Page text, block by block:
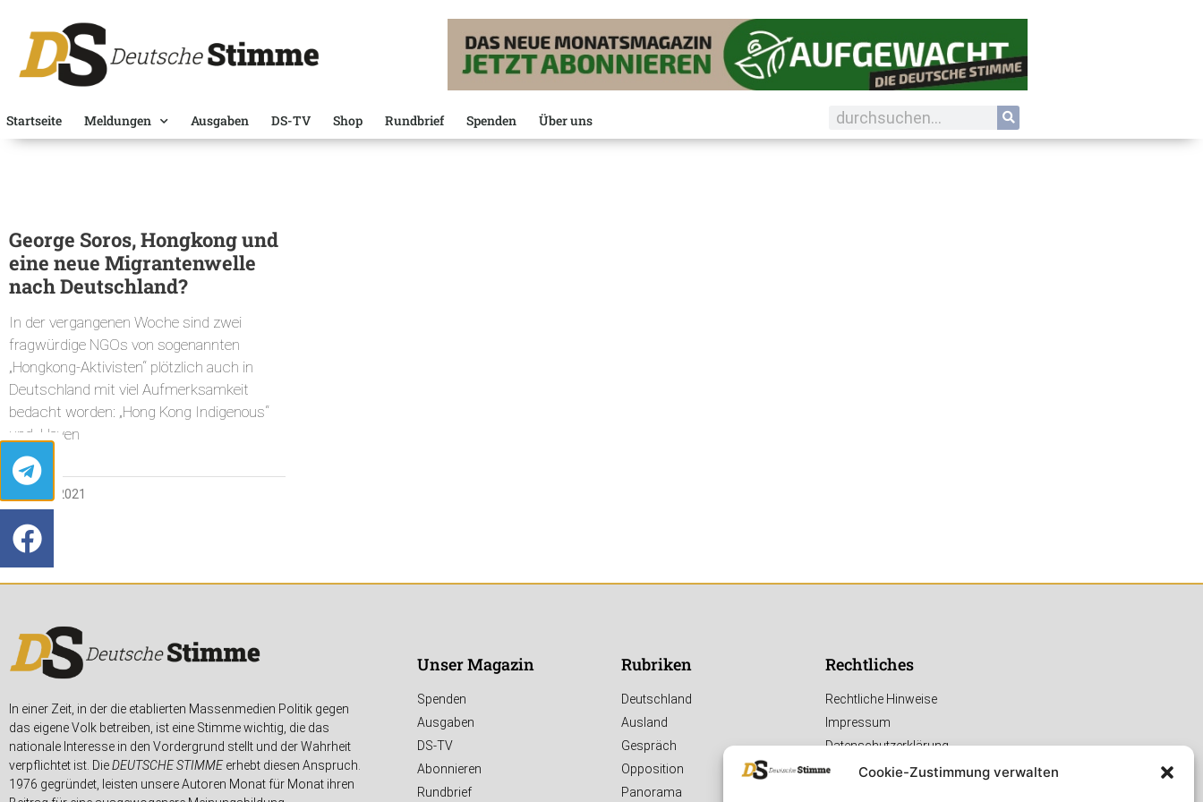
Cookie-Zustimmung verwalten
Startseite Meldungen Ausgaben DS-TV Shop Rundbrief Spenden Über uns
George Soros, Hongkong und
eine neue Migrantenwelle
nach Deutschland?
In der vergangenen Woche sind zwei
fragwürdige NGOs von sogenannten
„Hongkong-Aktivisten“ plötzlich auch in
Deutschland mit viel Aufmerksamkeit
bedacht worden: „Hong Kong Indigenous“
und „Haven
13. JUNI 2021
In einer Zeit, in der die etablierten Massenmedien Politik gegen
das eigene Volk betreiben, ist eine Stimme wichtig, die das
nationale Interesse in den Vordergrund stellt und der Wahrheit
verpflichtet ist. DieDEUTSCHE STIMMEerhebt diesen Anspruch.
1976 gegründet, leisten unsere Autoren Monat für Monat ihren
Unser Magazin
Spenden
Ausgaben
DS-TV
Abonnieren
Rundbrief
Rubriken
Deutschland
Ausland
Gespräch
Opposition
Panorama
Rechtliches
Rechtliche Hinweise
Impressum
Datenschutzerklärung